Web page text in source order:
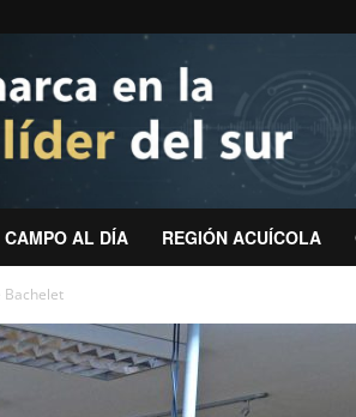
CAMPO AL DÍA REGIÓN ACUÍCOLA
Bachelet